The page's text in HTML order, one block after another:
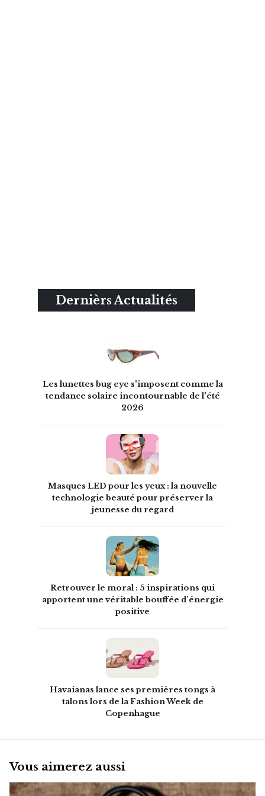
Dernièrs Actualités
Les lunettes bug eye s'imposent comme la
tendance solaire incontournable de l'été
2026
Masques LED pour les yeux : la nouvelle
technologie beauté pour préserver la
jeunesse du regard
Retrouver le moral : 5 inspirations qui
apportent une véritable bouffée d’énergie
positive
Havaianas lance ses premières tongs à
talons lors de la Fashion Week de
Copenhague
Vous aimerez aussi